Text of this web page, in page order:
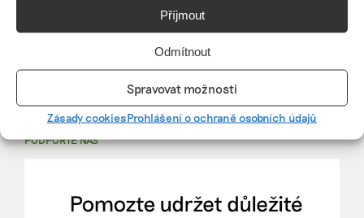
Příjmout
Odmítnout
Spravovat možnosti
Zásady cookiesProhlášení o ochraně osobních údajů
mutualus
>
PODPOŘTE NÁS